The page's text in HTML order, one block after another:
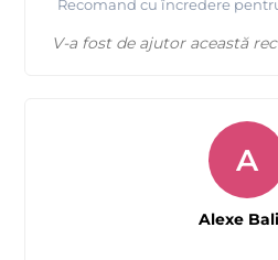
Recomand cu încredere
V-a fost de ajutor această
A
Alexe